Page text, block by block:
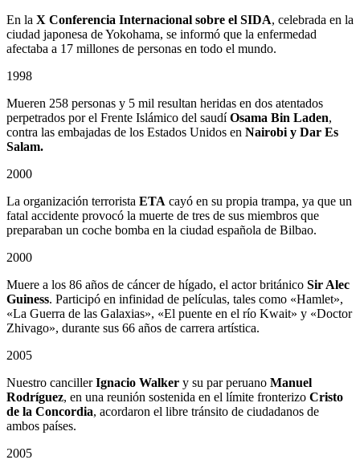
En la X Conferencia Internacional sobre el SIDA, celebrada en la
ciudad japonesa de Yokohama, se informó que la enfermedad
afectaba a 17 millones de personas en todo el mundo.
1998
Mueren 258 personas y 5 mil resultan heridas en dos atentados
perpetrados por el Frente Islámico del saudíOsama Bin Laden,
contra las embajadas de los Estados Unidos en Nairobi y Dar Es
Salam.
2000
La organización terrorista ETA cayó en su propia trampa, ya que un
fatal accidente provocó la muerte de tres de sus miembros que
preparaban un coche bomba en la ciudad española de Bilbao.
2000
Muere a los 86 años de cáncer de hígado, el actor británico Sir Alec
Guiness. Participó en infinidad de películas, tales como «Hamlet»,
«La Guerra de las Galaxias», «El puente en el río Kwait» y «Doctor
Zhivago», durante sus 66 años de carrera artística.
2005
Nuestro cancillerIgnacio Walker y su par peruano Manuel
Rodríguez, en una reunión sostenida en el límite fronterizo Cristo
de la Concordia, acordaron el libre tránsito de ciudadanos de
ambos países.
2005